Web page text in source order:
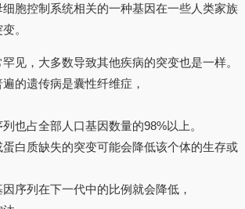
胞控制系统相关的一种基因在一些人类家族
。
见，大多数导致其他疾病的突变也是一样。
的遗传病是囊性纤维症，
也占全部人口基因数量的98%以上。
白质缺失的突变可能会降低该个体的生存或
序列在下一代中的比例就会降低，